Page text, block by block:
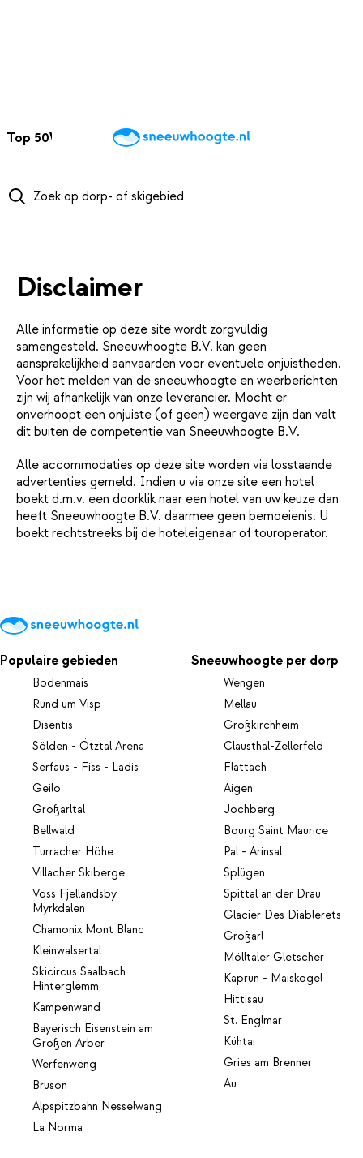
Top 50Webcams WintersportweerKaarten
Disclaimer
Alle informatie op deze site wordt zorgvuldig
samengesteld. Sneeuwhoogte B.V. kan geen
aansprakelijkheid aanvaarden voor eventuele onjuistheden.
Voor het melden van de sneeuwhoogte en weerberichten
zijn wij afhankelijk van onze leverancier. Mocht er
onverhoopt een onjuiste (of geen) weergave zijn dan valt
dit buiten de competentie van Sneeuwhoogte B.V.
Alle accommodaties op deze site worden via losstaande
advertenties gemeld. Indien u via onze site een hotel
boekt d.m.v. een doorklik naar een hotel van uw keuze dan
heeft Sneeuwhoogte B.V. daarmee geen bemoeienis. U
boekt rechtstreeks bij de hoteleigenaar of touroperator.
Populaire gebieden
Bodenmais
Rund um Visp
Disentis
Sölden - Ötztal Arena
Serfaus - Fiss - Ladis
Geilo
Großarltal
Bellwald
Turracher Höhe
Villacher Skiberge
Voss Fjellandsby
Myrkdalen
Chamonix Mont Blanc
Kleinwalsertal
Skicircus Saalbach
Hinterglemm
Kampenwand
Bayerisch Eisenstein am
Großen Arber
Werfenweng
Bruson
Alpspitzbahn Nesselwang
La Norma
Sneeuwhoogte per dorp
Wengen
Mellau
Großkirchheim
Clausthal-Zellerfeld
Flattach
Aigen
Jochberg
Bourg Saint Maurice
Pal - Arinsal
Splügen
Spittal an der Drau
Glacier Des Diablerets
Großarl
Mölltaler Gletscher
Kaprun - Maiskogel
Hittisau
St. Englmar
Kühtai
Gries am Brenner
Au